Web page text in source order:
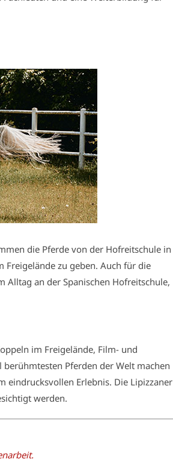
die Pferde von der Hofreitschule in
zu geben. Auch für die
an der Spanischen Hofreitschule,
im Freigelände, Film- und
Pferden der Welt machen
eindrucksvollen Erlebnis. Die Lipizzaner
werden.